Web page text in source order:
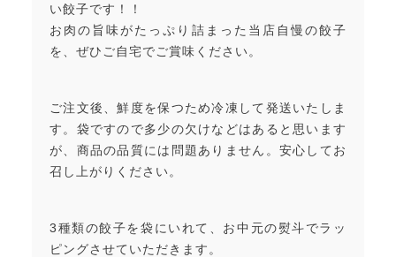
い餃子です！！
お肉の旨味がたっぷり詰まった当店自慢の餃子
を、ぜひご自宅でご賞味ください。
ご注文後、鮮度を保つため冷凍して発送いたしま
す。袋ですので多少の欠けなどはあると思います
が、商品の品質には問題ありません。安心してお
召し上がりください。
3種類の餃子を袋にいれて、お中元の熨斗でラッ
ピングさせていただきます。